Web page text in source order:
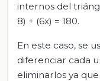
internos del
8) + (6x) = 180.
En este caso, se
diferenciar cada
eliminarlos ya